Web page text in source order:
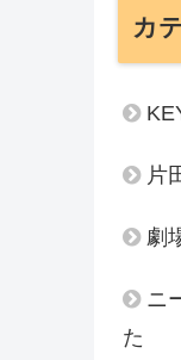
カ
片
劇
ニ
た